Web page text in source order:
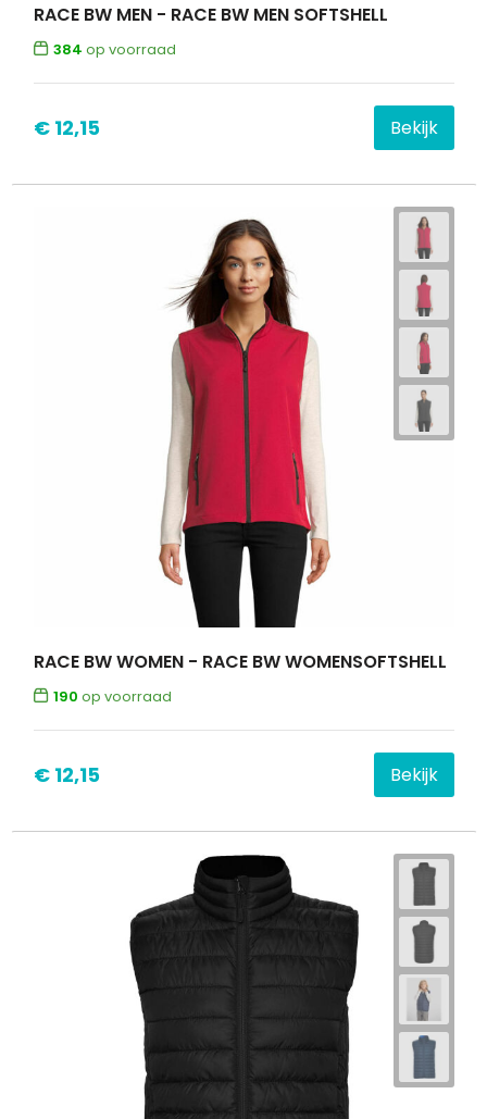
RACE BW MEN - RACE BW MEN SOFTSHELL
384 op voorraad
€ 12,15 Bekijk
RACE BW WOMEN - RACE BW WOMENSOFTSHELL
190 op voorraad
€ 12,15 Bekijk